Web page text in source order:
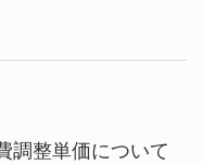
調整単価について